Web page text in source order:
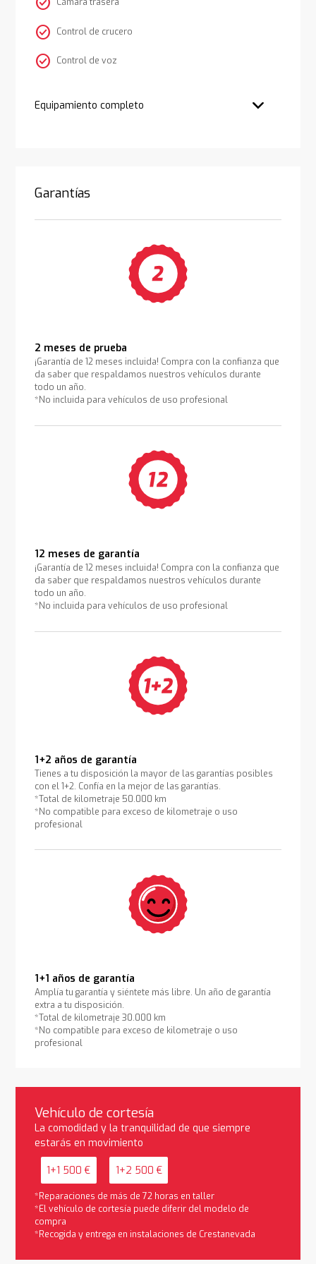
Cámara trasera
check_circle Control de crucero
check_circle Control de voz
Equipamiento completo
Garantías
2 meses de prueba
¡Garantía de 12 meses incluida! Compra con la confianza que
da saber que respaldamos nuestros vehículos durante
todo un año.
*No incluida para vehículos de uso profesional
12 meses de garantía
¡Garantía de 12 meses incluida! Compra con la confianza que
da saber que respaldamos nuestros vehículos durante
todo un año.
*No incluida para vehículos de uso profesional
1+2 años de garantía
Tienes a tu disposición la mayor de las garantías posibles
con el 1+2. Confía en la mejor de las garantías.
*Total de kilometraje 50.000 km
*No compatible para exceso de kilometraje o uso
profesional
1+1 años de garantía
Amplía tu garantía y siéntete más libre. Un año de garantía
extra a tu disposición.
*Total de kilometraje 30.000 km
*No compatible para exceso de kilometraje o uso
profesional
Vehículo de cortesía
La comodidad y la tranquilidad de que siempre
estarás en movimiento
1+1 500 € 1+2 500 €
*Reparaciones de más de 72 horas en taller
*El vehículo de cortesía puede diferir del modelo de
compra
*Recogida y entrega en instalaciones de Crestanevada